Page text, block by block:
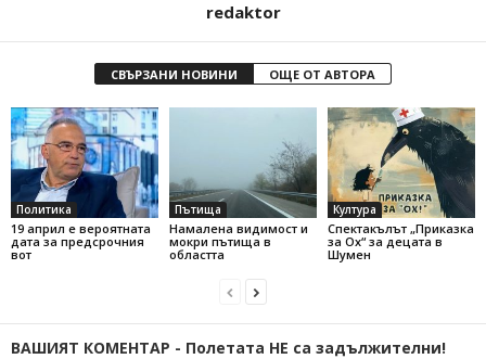
redaktor
СВЪРЗАНИ НОВИНИ ОЩЕ ОТ АВТОРА
Политика
19 април е вероятната
дата за предсрочния
вот
Пътища
Намалена видимост и
мокри пътища в
областта
Култура
Спектакълът „Приказка
за Ох“ за децата в
Шумен
ВАШИЯТ КОМЕНТАР - Полетата НЕ са задължителни!